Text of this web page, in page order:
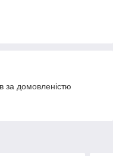
за домовленістю